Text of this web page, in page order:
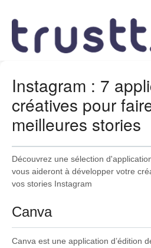
Instagram : 7
créatives pour
meilleures stories
Découvrez une sélection
vous aideront à développer votre
vos stories Instagram
Canva
Canva est une application d’édition